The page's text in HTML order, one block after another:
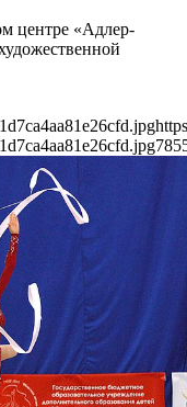
центре «Адлер-
785